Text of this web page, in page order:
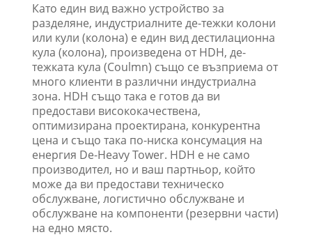
Като един вид важно устройство за
разделяне, индустриалните де-тежки колони
или кули (колона) е един вид дестилационна
кула (колона), произведена от HDH, де-
тежката кула (Coulmn) също се възприема от
много клиенти в различни индустриална
зона. HDH също така е готов да ви
предостави висококачествена,
оптимизирана проектирана, конкурентна
цена и също така по-ниска консумация на
енергия De-Heavy Tower. HDH е не само
производител, но и ваш партньор, който
може да ви предостави техническо
обслужване, логистично обслужване и
обслужване на компоненти (резервни части)
на едно място.